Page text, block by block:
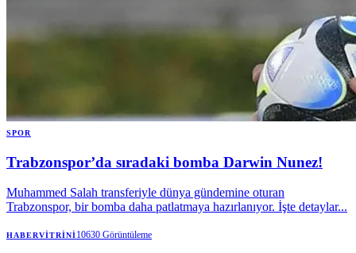
SPOR
Trabzonspor’da sıradaki bomba Darwin Nunez!
Muhammed Salah transferiyle dünya gündemine oturan
Trabzonspor, bir bomba daha patlatmaya hazırlanıyor. İşte detaylar...
HABERVITRINI10630 Görüntüleme